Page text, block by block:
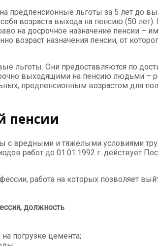
предпенсионные льготы за 5 лет до
возраста выхода на пенсию (50
на досрочное назначение пенсии –
назначения пенсии, от
льготы. Они предоставляются по
выходящими на пенсию людьми –
предпенсионным возрастом для
пенсии
вредными и тяжелыми условиями
работ до 01.01.1992 г. действует
работа на которых позволяет
должность
на погрузке цемента;